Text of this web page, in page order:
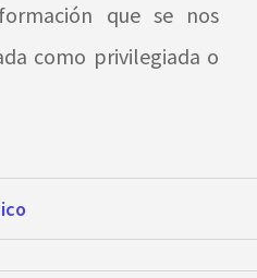
que se nos
como privilegiada o